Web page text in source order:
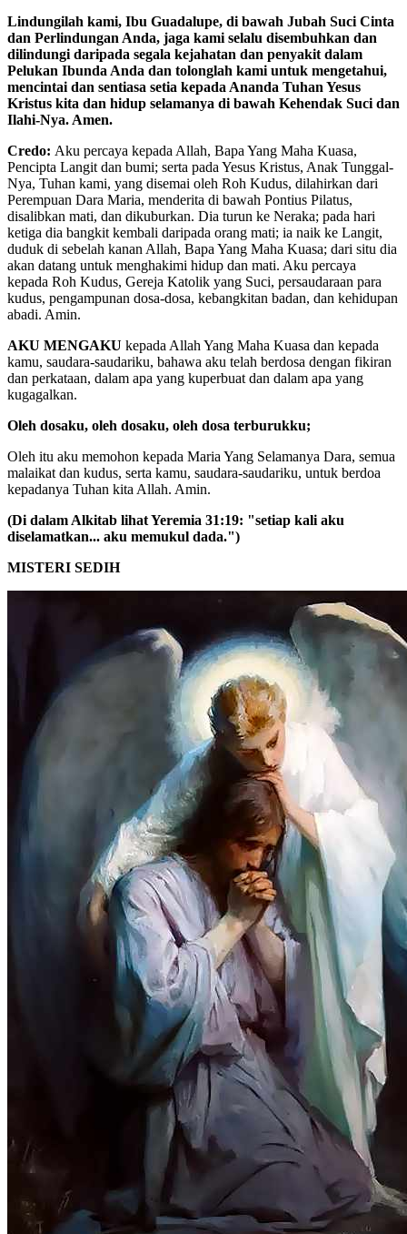
Lindungilah kami, Ibu Guadalupe, di bawah Jubah Suci Cinta
dan Perlindungan Anda, jaga kami selalu disembuhkan dan
dilindungi daripada segala kejahatan dan penyakit dalam
Pelukan Ibunda Anda dan tolonglah kami untuk mengetahui,
mencintai dan sentiasa setia kepada Ananda Tuhan Yesus
Kristus kita dan hidup selamanya di bawah Kehendak Suci dan
Ilahi-Nya. Amen.
Credo: Aku percaya kepada Allah, Bapa Yang Maha Kuasa,
Pencipta Langit dan bumi; serta pada Yesus Kristus, Anak Tunggal-
Nya, Tuhan kami, yang disemai oleh Roh Kudus, dilahirkan dari
Perempuan Dara Maria, menderita di bawah Pontius Pilatus,
disalibkan mati, dan dikuburkan. Dia turun ke Neraka; pada hari
ketiga dia bangkit kembali daripada orang mati; ia naik ke Langit,
duduk di sebelah kanan Allah, Bapa Yang Maha Kuasa; dari situ dia
akan datang untuk menghakimi hidup dan mati. Aku percaya
kepada Roh Kudus, Gereja Katolik yang Suci, persaudaraan para
kudus, pengampunan dosa-dosa, kebangkitan badan, dan kehidupan
abadi. Amin.
AKU MENGAKU kepada Allah Yang Maha Kuasa dan kepada
kamu, saudara-saudariku, bahawa aku telah berdosa dengan fikiran
dan perkataan, dalam apa yang kuperbuat dan dalam apa yang
kugagalkan.
Oleh dosaku, oleh dosaku, oleh dosa terburukku;
Oleh itu aku memohon kepada Maria Yang Selamanya Dara, semua
malaikat dan kudus, serta kamu, saudara-saudariku, untuk berdoa
kepadanya Tuhan kita Allah. Amin.
(Di dalam Alkitab lihat Yeremia 31:19: "setiap kali aku
diselamatkan... aku memukul dada.")
MISTERI SEDIH